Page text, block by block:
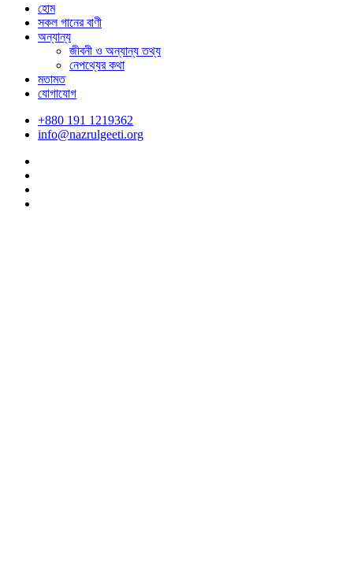
হোম
সকল গানের বাণী
অন্যান্য
জীবনী ও অন্যান্য তথ্য
নেপথ্যের কথা
মতামত
যোগাযোগ
+880 191 1219362
info@nazrulgeeti.org